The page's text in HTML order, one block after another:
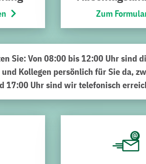
Datum:4.
Berufsleben
Zum
Sie: Von 08:00 bis 12:00 Uhr sind
Kollegen persönlich für Sie da,
17:00 Uhr sind wir telefonisch